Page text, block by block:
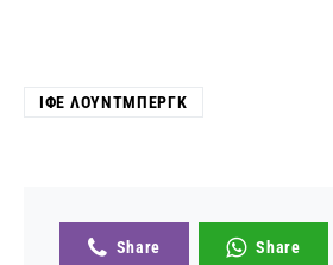
ΊΦΕ ΛΟΎΝΤΜΠΕΡΓΚ
Share Share